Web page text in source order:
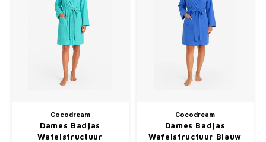
Cocodream
Dames Badjas
Wafelstructuur
Cocodream
Dames Badjas
Wafelstructuur Blauw